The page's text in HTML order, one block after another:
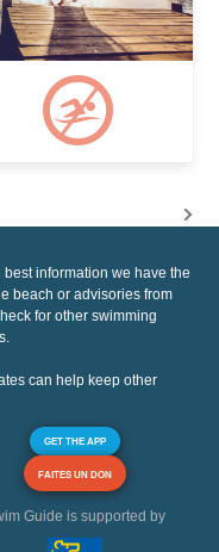
information we have the
beach or advisories from
for other swimming
can help keep other
GET THE APP
FAITES UN DON
Guide is supported by